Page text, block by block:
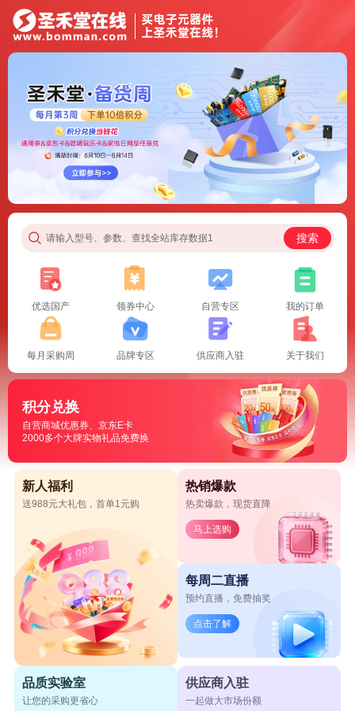
请输入型号、参数、查找全站库存数据1 搜索
优选国产 领券中心 自营专区 我的订单
每月采购周 品牌专区 供应商入驻 关于我们
积分兑换
自营商城优惠券、京东E卡
2000多个大牌实物礼品免费换
新人福利
送988元大礼包，首单1元购
热销爆款
热卖爆款，现货直降
马上选购
每周二直播
预约直播，免费抽奖
点击了解
品质实验室
让您的采购更省心
供应商入驻
一起做大市场份额